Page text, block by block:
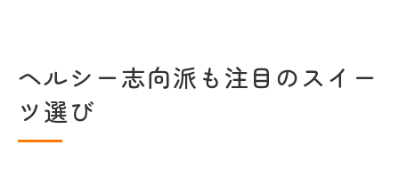
ヘルシー志向派も注目のスイー
ツ選び